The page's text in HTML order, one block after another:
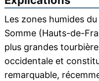
Les zones humides
Somme (Hauts-de-
plus grandes
occidentale et
remarquable,